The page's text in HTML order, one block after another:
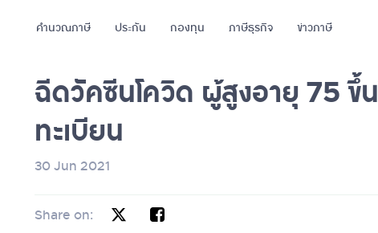
คำนวณภาษี ประกัน กองทุน ภาษีธุรกิจ ข่าวภาษี
ฉีดวัคซีนโควิด ผู้สูงอายุ 75 ขึ้
ทะเบียน
30 Jun 2021
Share on: